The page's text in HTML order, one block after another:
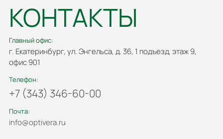
КОНТАКТЫ
Главный офис:
г. Екатеринбург, ул. Энгельса, д. 36, 1 подъезд, этаж 9,
офис 901
Телефон:
+7 (343) 346-60-00
Почта:
info@optivera.ru